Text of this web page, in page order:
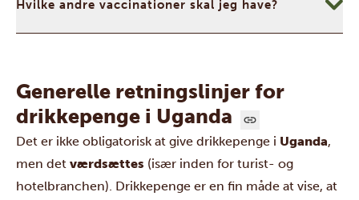
Hvilke andre vaccinationer skal jeg have?
Generelle retningslinjer for
drikkepenge i Uganda
Det er ikke obligatorisk at give drikkepenge i Uganda,
men det værdsættes (især inden for turist- og
hotelbranchen). Drikkepenge er en fin måde at vise, at